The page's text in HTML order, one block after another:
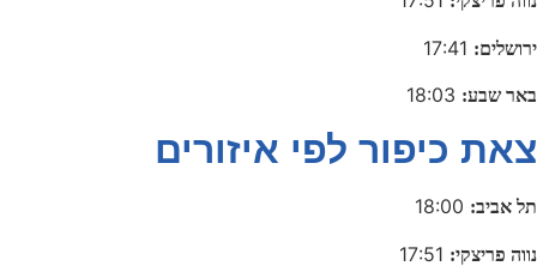
ירושלים:
באר שבע:
צאת כיפור לפי איזורים
תל אביב:
נווה פריצקי: